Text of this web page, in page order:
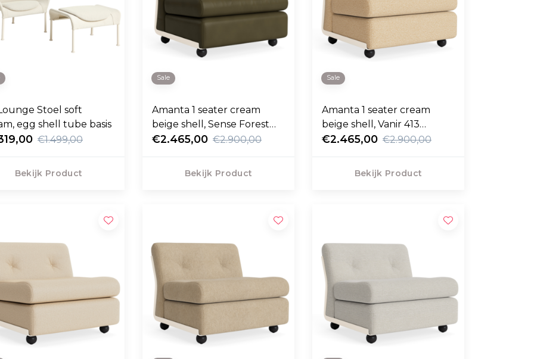
Stoel soft
egg shell tube basis
€1.499,00
Bekijk Product
Sale
Amanta 1 seater cream
beige shell, Sense Forest
leer
€2.465,00 €2.900,00
Bekijk Product
Sale
Amanta 1 seater cream
beige shell, Vanir 413
ecru/orange
€2.465,00 €2.900,00
Bekijk Product